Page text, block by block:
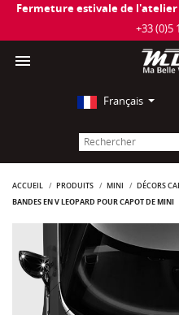
Fermeture estivale de
+33 (0)5

Français
ACCUEIL PRODUITS MINI
DÉCORS
BANDES EN V LÉOPARD POUR CAPOT DE MINI